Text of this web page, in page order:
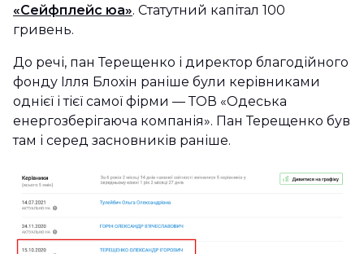
«Сейфплейс юа». Статутний капітал 100
гривень.
До речі, пан Терещенко і директор благодійного
фонду Ілля Блохін раніше були керівниками
однієї і тієї самої фірми — ТОВ «Одеська
енергозберігаюча компанія». Пан Терещенко був
там і серед засновників раніше.